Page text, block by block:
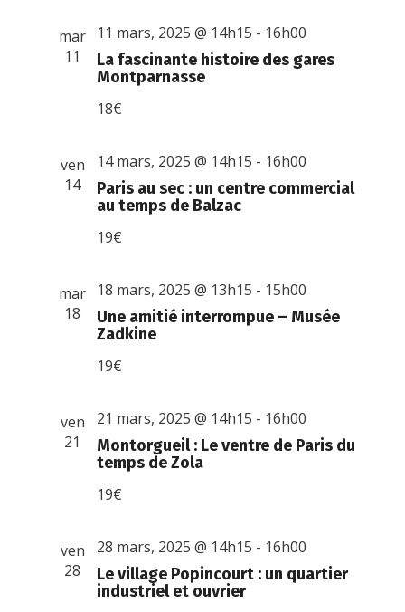
mar
11
La fascinante histoire des gares
Montparnasse
11 mars, 2025 @ 14h15 - 16h00
18€
ven
14
Paris au sec : un centre commercial
au temps de Balzac
14 mars, 2025 @ 14h15 - 16h00
19€
mar
18
Une amitié interrompue – Musée
Zadkine
18 mars, 2025 @ 13h15 - 15h00
19€
ven
21
Montorgueil : Le ventre de Paris du
temps de Zola
21 mars, 2025 @ 14h15 - 16h00
19€
ven
28
Le village Popincourt : un quartier
industriel et ouvrier
28 mars, 2025 @ 14h15 - 16h00